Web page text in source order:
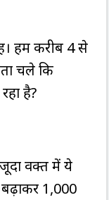
हम करीब 4 से
चले कि
है?
वक्त में ये
बढ़ाकर 1,000